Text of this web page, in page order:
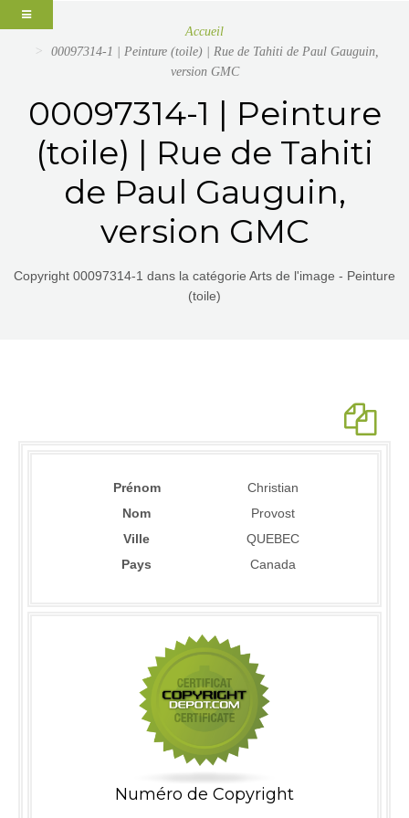
Accueil
00097314-1 | Peinture (toile) | Rue de Tahiti de Paul Gauguin,
version GMC
00097314-1 | Peinture
(toile) | Rue de Tahiti
de Paul Gauguin,
version GMC
Copyright 00097314-1 dans la catégorie Arts de l'image - Peinture
(toile)
Prénom
Christian
Nom
Provost
Ville
QUEBEC
Pays
Canada
Numéro de Copyright